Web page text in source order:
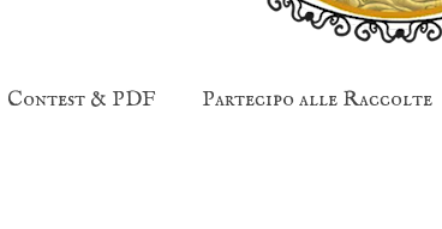
Contest & PDF Partecipo alle Raccolte